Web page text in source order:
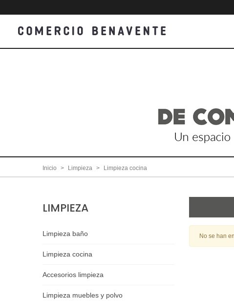
Inicio > Limpieza > Limpieza cocina
LIMPIEZA
Limpieza baño
Limpieza cocina
Accesorios limpieza
Limpieza muebles y polvo
No se han